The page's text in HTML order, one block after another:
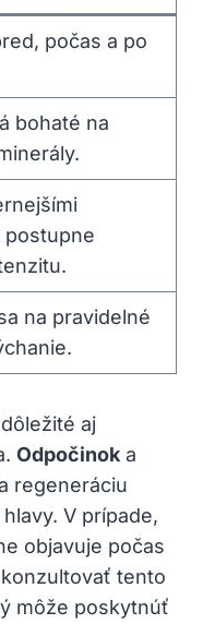
počas a po
bohaté na
postupne
na pravidelné
aj
Odpočinok a
regeneráciu
V prípade,
objavuje počas
tento
môže poskytnúť